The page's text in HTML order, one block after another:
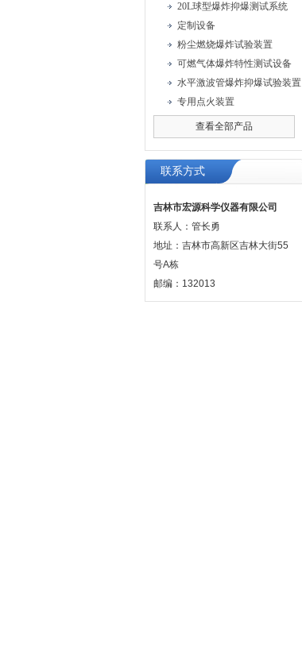
20L球型爆炸抑爆测试系统
定制设备
粉尘燃烧爆炸试验装置
可燃气体爆炸特性测试设备
水平激波管爆炸抑爆试验装置
专用点火装置
查看全部产品
联系方式
吉林市宏源科学仪器有限公司
联系人：管长勇
地址：吉林市高新区吉林大街55
号A栋
邮编：132013